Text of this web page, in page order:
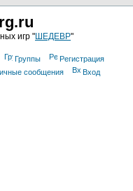
игр "ШЕДЕВР"
Группы
Регистрация
сообщения Вход